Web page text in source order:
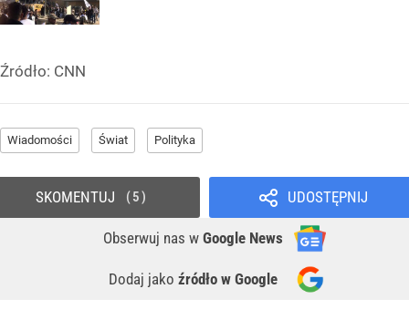
Źródło: CNN
Wiadomości Świat Polityka
UDOSTĘPNIJ
Obserwuj nas w Google News
Dodaj jako źródło w Google
SKOMENTUJ 5